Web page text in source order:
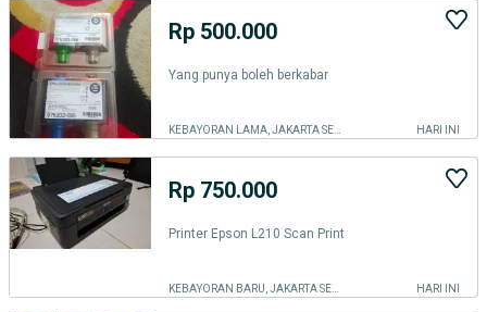
Rp 500.000
Yang punya boleh berkabar
HARI INI
Rp 750.000
Printer Epson L210 Scan Print
HARI INI